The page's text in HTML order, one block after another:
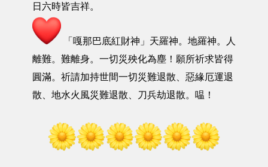
日六時皆吉祥。
「嘎那巴底紅財神」天羅神。地羅神。人
離難。難離身。一切災殃化為塵！願所祈求皆得
圓滿。祈請加持世間一切災難退散、惡緣厄運退
散、地水火風災難退散、刀兵劫退散。嗢！